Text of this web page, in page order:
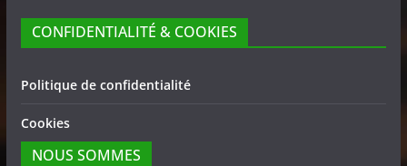
CONFIDENTIALITÉ & COOKIES
Politique de confidentialité
Cookies
NOUS SOMMES